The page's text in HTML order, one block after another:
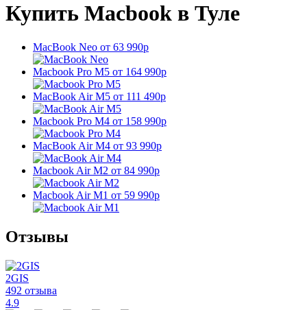
Купить Macbook в Туле
MacBook Neo от 63 990р
Macbook Pro M5 от 164 990р
MacBook Air M5 от 111 490р
Macbook Pro M4 от 158 990р
MacBook Air M4 от 93 990р
Macbook Air M2 от 84 990р
Macbook Air M1 от 59 990р
Отзывы
2GIS
492 отзыва
4.9